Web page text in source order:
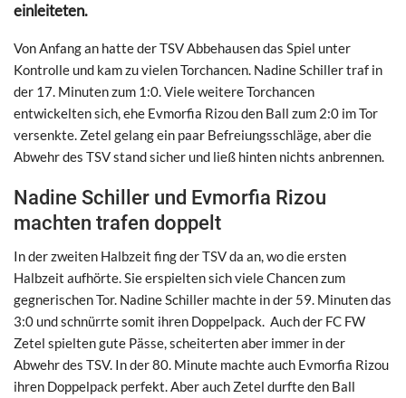
einleiteten.
Von Anfang an hatte der TSV Abbehausen das Spiel unter
Kontrolle und kam zu vielen Torchancen. Nadine Schiller traf in
der 17. Minuten zum 1:0. Viele weitere Torchancen
entwickelten sich, ehe Evmorfia Rizou den Ball zum 2:0 im Tor
versenkte. Zetel gelang ein paar Befreiungsschläge, aber die
Abwehr des TSV stand sicher und ließ hinten nichts anbrennen.
Nadine Schiller und Evmorfia Rizou
machten trafen doppelt
In der zweiten Halbzeit fing der TSV da an, wo die ersten
Halbzeit aufhörte. Sie erspielten sich viele Chancen zum
gegnerischen Tor. Nadine Schiller machte in der 59. Minuten das
3:0 und schnürrte somit ihren Doppelpack. Auch der FC FW
Zetel spielten gute Pässe, scheiterten aber immer in der
Abwehr des TSV. In der 80. Minute machte auch Evmorfia Rizou
ihren Doppelpack perfekt. Aber auch Zetel durfte den Ball